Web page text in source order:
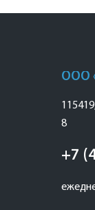
ООО
115419
8
+7